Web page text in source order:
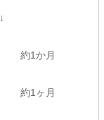
1か月
約1ヶ月